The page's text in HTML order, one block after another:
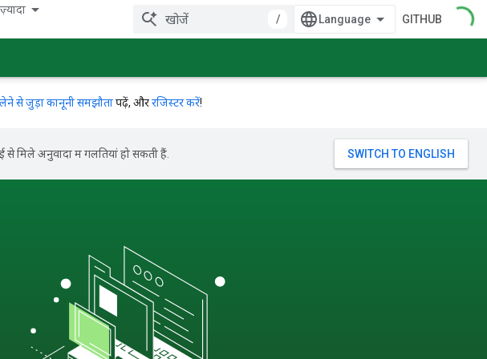
ज़्यादा
/ GITHUB
लेने से जुड़ा कानूनी समझौतापढ़ें, औररजिस्टर करें!
मिले अनुवादों में गलतियां हो सकती हैं.